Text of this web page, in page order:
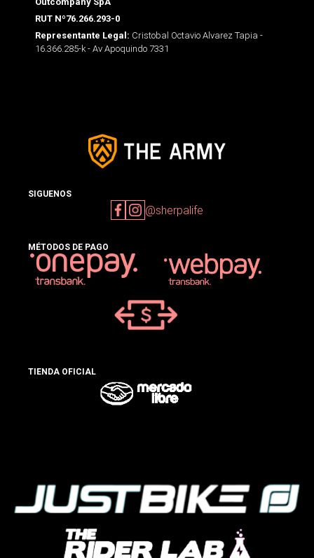
RUT Nº76.266.293-0
Representante Legal: Cristobal Octavio Alvarez Tapia -
16.366.285-k - Av Apoquindo 7331
SIGUENOS
@sherpalife
MÉTODOS DE PAGO
TIENDA OFICIAL